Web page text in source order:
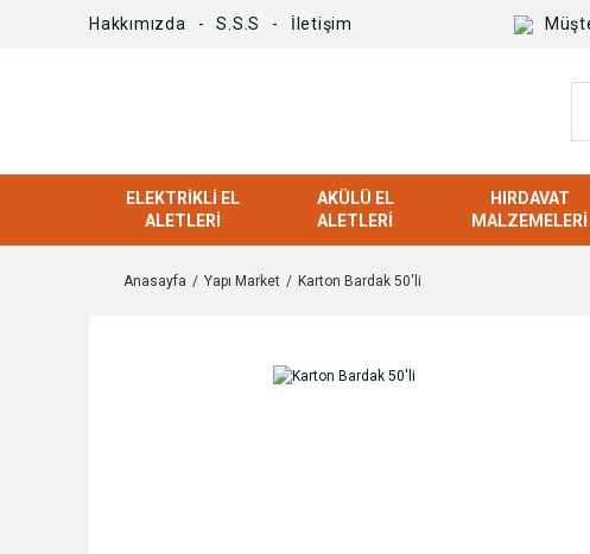
Hakkımızda S.S.S İletişim
ELEKTRIKLI EL
ALETLERI
AKÜLÜ EL
ALETLERI
HIRDAVAT
MALZEMELERI
Anasayfa Yapı Market Karton Bardak 50'li